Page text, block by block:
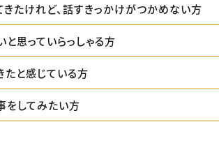
たけれど、話すきっかけがつかめない方
思っていらっしゃる方
たと感じている方
をしてみたい方